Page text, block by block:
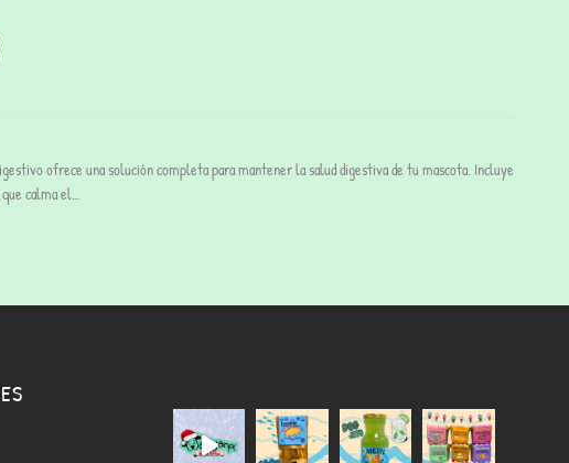
ofrece una solución completa para mantener la salud digestiva de tu mascota. Incluye
calma el…